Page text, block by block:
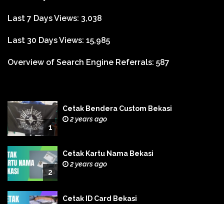
Last 7 Days Views: 3,038
Last 30 Days Views: 15,985
Overview of Search Engine Referrals: 587
1
Cetak Bendera Custom Bekasi
2 years ago
2
Cetak Kartu Nama Bekasi
2 years ago
Cetak ID Card Bekasi